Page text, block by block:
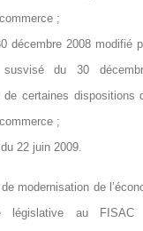
;
décembre 2008 modifié
du 30
de certaines dispositions
;
22 juin 2009.
modernisation de
législative au FISAC